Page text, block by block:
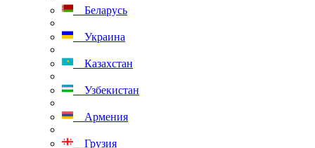
Беларусь
Украина
Казахстан
Узбекистан
Армения
Грузия